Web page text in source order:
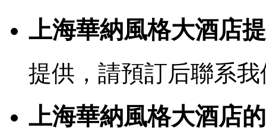
上海華納風格大酒店
提供，請預訂后聯系
上海華納風格大酒店